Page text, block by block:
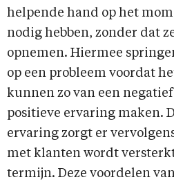
helpende hand op het
nodig hebben, zonder dat
opnemen. Hiermee
op een probleem voordat
kunnen zo van een
positieve ervaring maken.
ervaring zorgt er
met klanten wordt
termijn. Deze voordelen